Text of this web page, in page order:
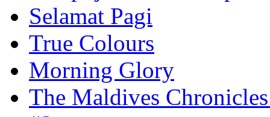
Selamat Pagi
True Colours
Morning Glory
The Maldives